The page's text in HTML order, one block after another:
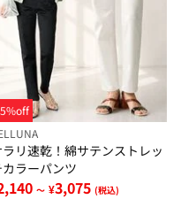
ラリ速乾！綿サテンストレッ
カラーパンツ
～ ¥3,075 (税込)